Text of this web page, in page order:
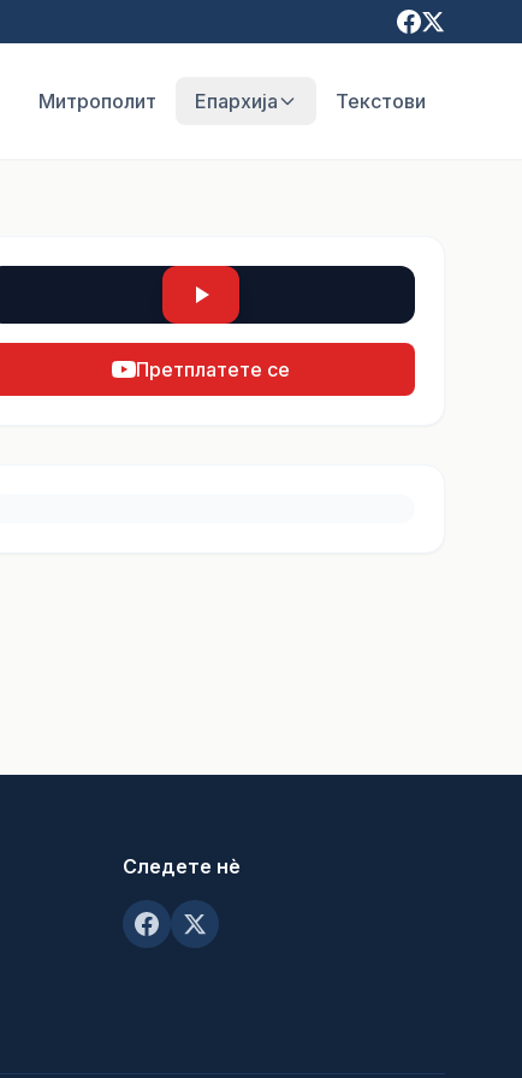
Митрополит Епархија Текстови
Претплатете се
Следете нè